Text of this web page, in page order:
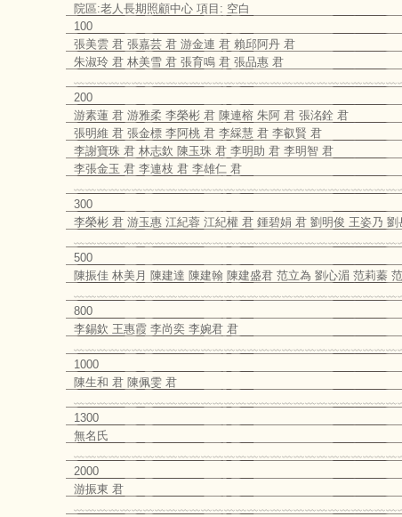
院區:老人長期照顧中心 項目: 空白
100
張美雲 君 張嘉芸 君 游金連 君 賴邱阿丹 君
朱淑玲 君 林美雪 君 張育鳴 君 張品惠 君
200
游素蓮 君 游雅柔 李榮彬 君 陳連榕 朱阿 君 張洺銓 君
張明維 君 張金標 李阿桃 君 李綵慧 君 李叡賢 君
李謝寶珠 君 林志欽 陳玉珠 君 李明助 君 李明智 君
李張金玉 君 李連枝 君 李雄仁 君
300
李榮彬 君 游玉惠 江紀蓉 江紀權 君 鍾碧娟 君 劉明俊 王姿乃 劉
500
陳振佳 林美月 陳建達 陳建翰 陳建盛君 范立為 劉心湄 范莉蓁
800
李錫欽 王惠霞 李尚奕 李婉君 君
1000
陳生和 君 陳佩雯 君
1300
無名氏
2000
游振東 君